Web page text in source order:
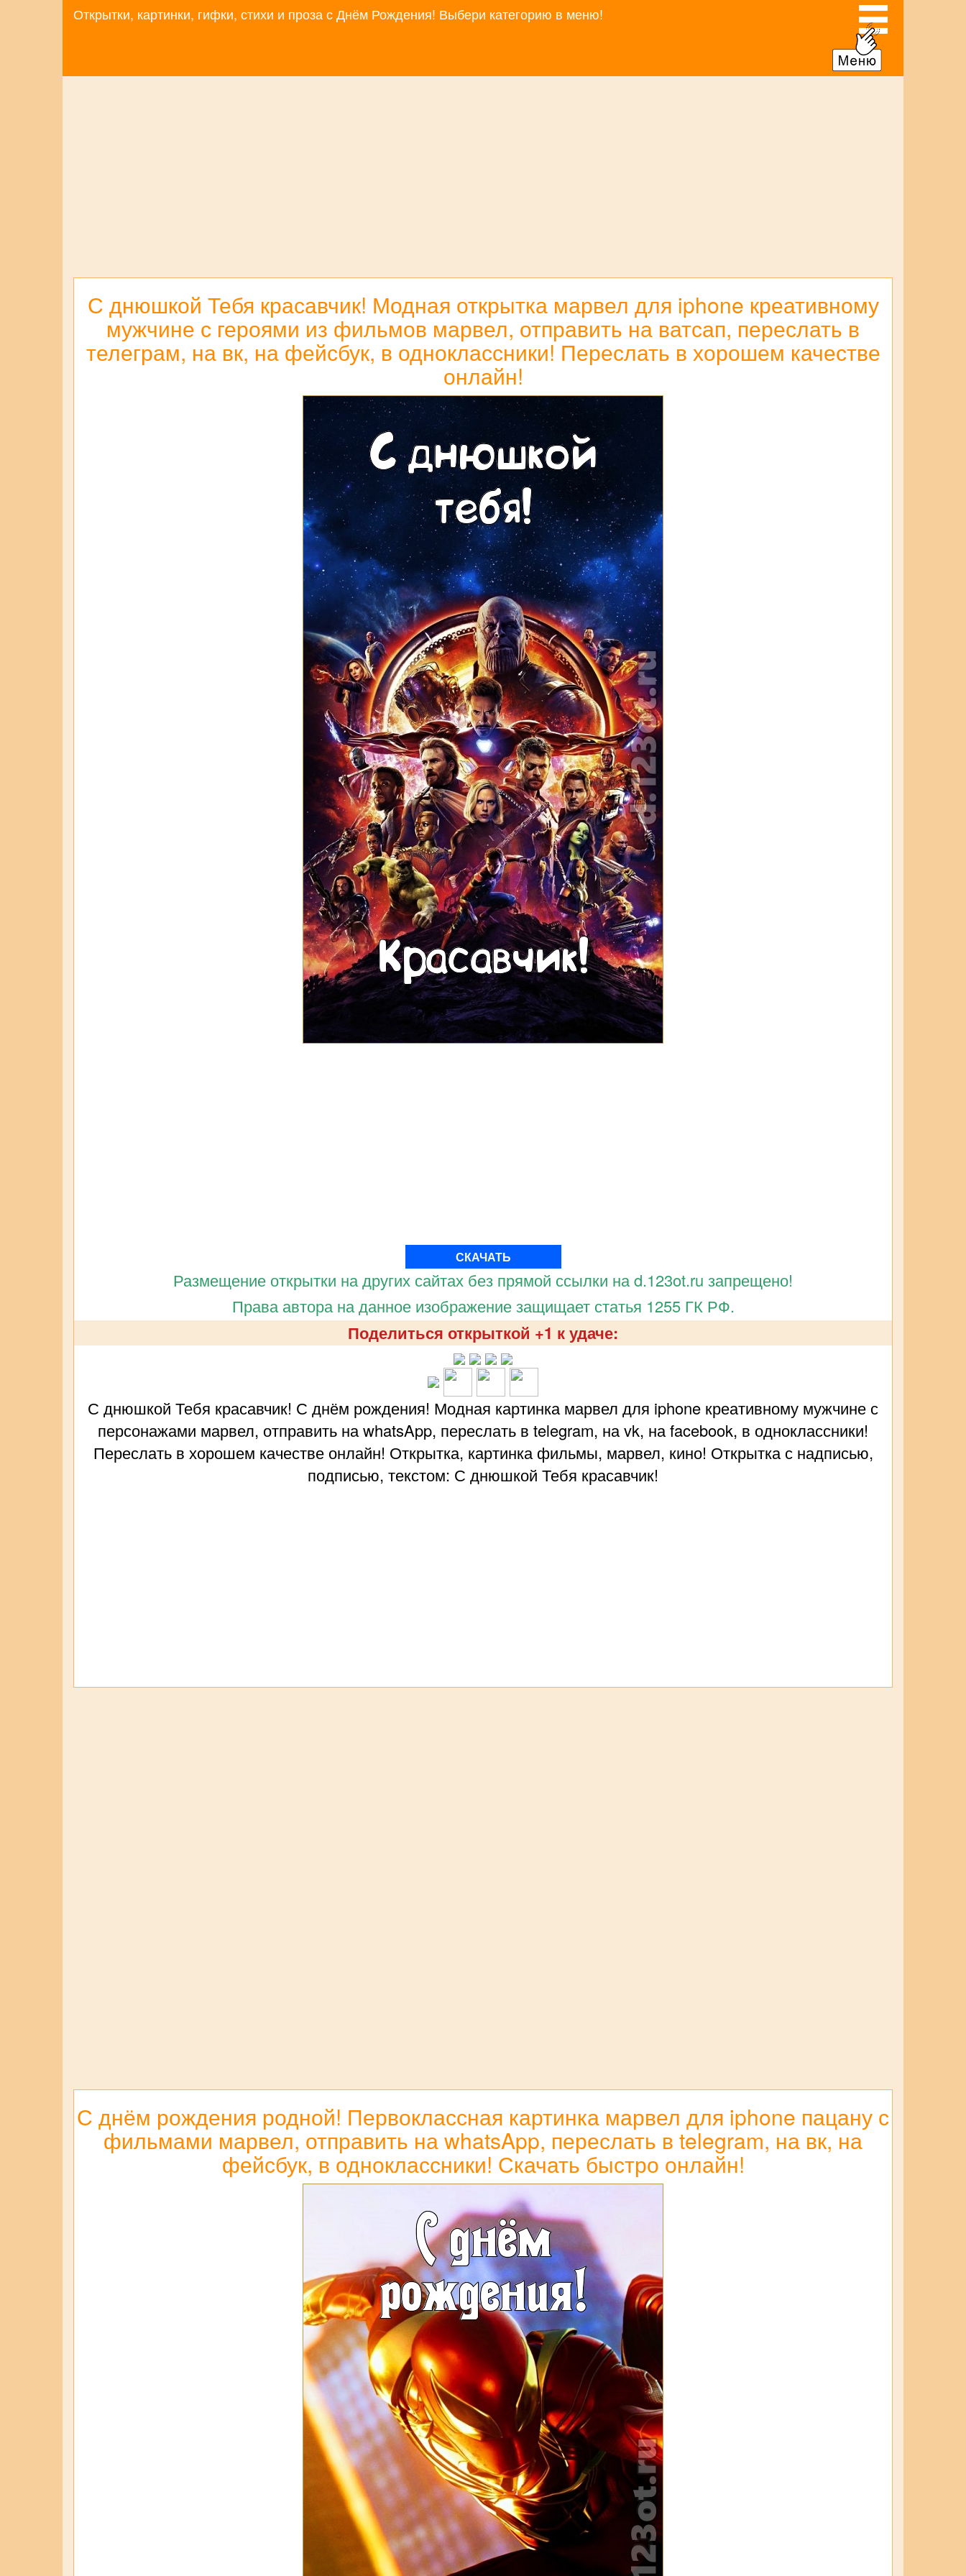
Открытки, картинки, гифки, стихи и проза с Днём Рождения! Выбери категорию в меню!
С днюшкой Тебя красавчик! Модная открытка марвел для iphone креативному
мужчине с героями из фильмов марвел, отправить на ватсап, переслать в
телеграм, на вк, на фейсбук, в одноклассники! Переслать в хорошем качестве
онлайн!
СКАЧАТЬ
Размещение открытки на других сайтах без прямой ссылки на d.123ot.ru запрещено!
Права автора на данное изображение защищает статья 1255 ГК РФ.
Поделиться открыткой +1 к удаче:
С днюшкой Тебя красавчик! С днём рождения! Модная картинка марвел для iphone креативному мужчине с
персонажами марвел, отправить на whatsApp, переслать в telegram, на vk, на facebook, в одноклассники!
Переслать в хорошем качестве онлайн! Открытка, картинка фильмы, марвел, кино! Открытка с надписью,
подписью, текстом: С днюшкой Тебя красавчик!
С днём рождения родной! Первоклассная картинка марвел для iphone пацану с
фильмами марвел, отправить на whatsApp, переслать в telegram, на вк, на
фейсбук, в одноклассники! Скачать быстро онлайн!